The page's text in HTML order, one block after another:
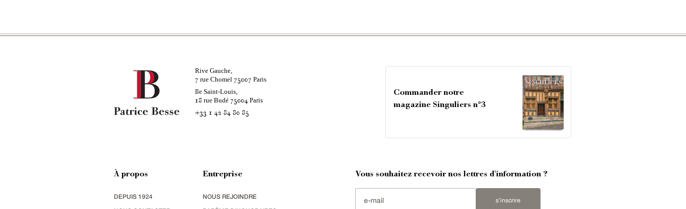
Rive Gauche,
7 rue Chomel 75007 Paris
Ile Saint-Louis,
18 rue Budé 75004 Paris
+33 1 42 84 80 85
Commander notre
magazine Singuliers n°3
À propos
DEPUIS 1924
Entreprise
NOUS REJOINDRE
Vous souhaitez recevoir nos lettres d'information ?
s'inscrire